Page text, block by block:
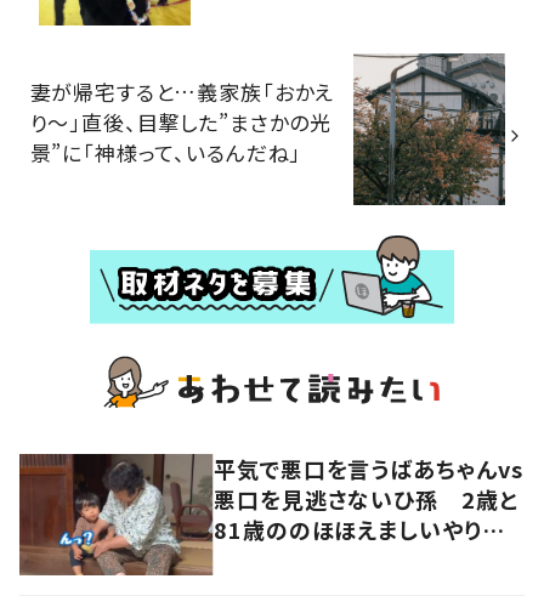
妻が帰宅すると…義家族「おかえ
り～」直後、目撃した”まさかの光
景”に「神様って、いるんだね」
平気で悪口を言うばあちゃんvs
悪口を見逃さないひ孫 2歳と
81歳ののほほえましいやり取り